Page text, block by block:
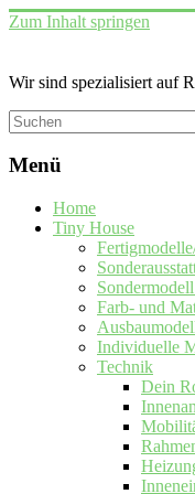
Zum Inhalt springen
Wir sind spezialisiert auf
Menü
Home
Tiny House
Farb- und
Individuelle
Technik
Dein